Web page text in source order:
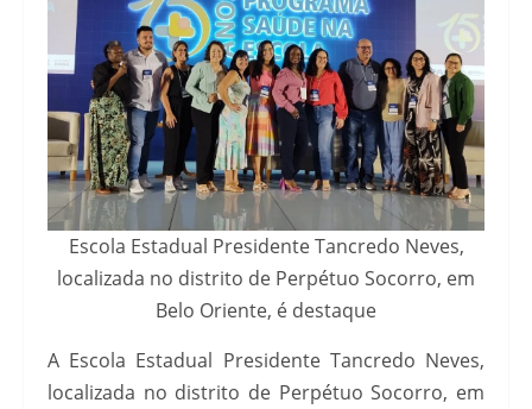
Escola Estadual Presidente Tancredo Neves,
localizada no distrito de Perpétuo Socorro, em
Belo Oriente, é destaque
A Escola Estadual Presidente Tancredo Neves,
localizada no distrito de Perpétuo Socorro, em